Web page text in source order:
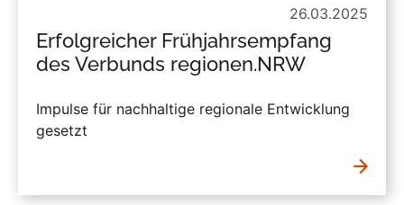
26.03.2025
Erfolgreicher Frühjahrsempfang
des Verbunds regionen.NRW
Impulse für nachhaltige regionale Entwicklung
gesetzt